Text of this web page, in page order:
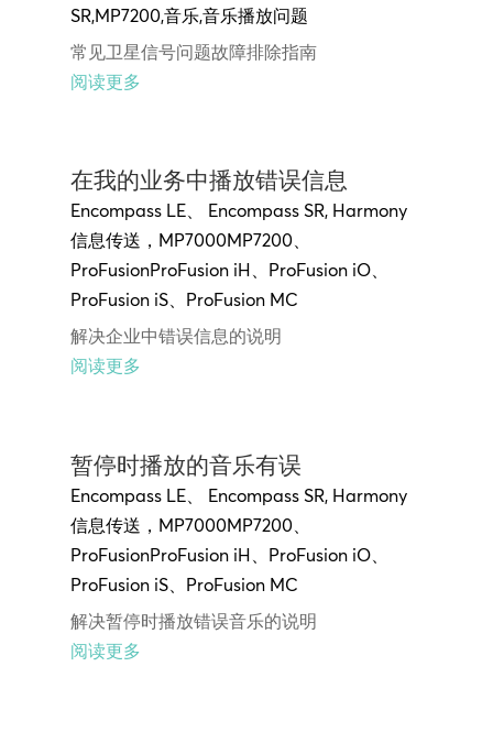
SR,MP7200,音乐,音乐播放问题
常见卫星信号问题故障排除指南
阅读更多
在我的业务中播放错误信息
Encompass LE、 Encompass SR, Harmony
信息传送 ， MP7000MP7200、
ProFusionProFusion iH、 ProFusion iO、
ProFusion iS、 ProFusion MC
解决企业中错误信息的说明
阅读更多
暂停时播放的音乐有误
Encompass LE、 Encompass SR, Harmony
信息传送 ， MP7000MP7200、
ProFusionProFusion iH ProFusion iO、
ProFusion iS、 ProFusion MC
解决暂停时播放错误音乐的说明
阅读更多